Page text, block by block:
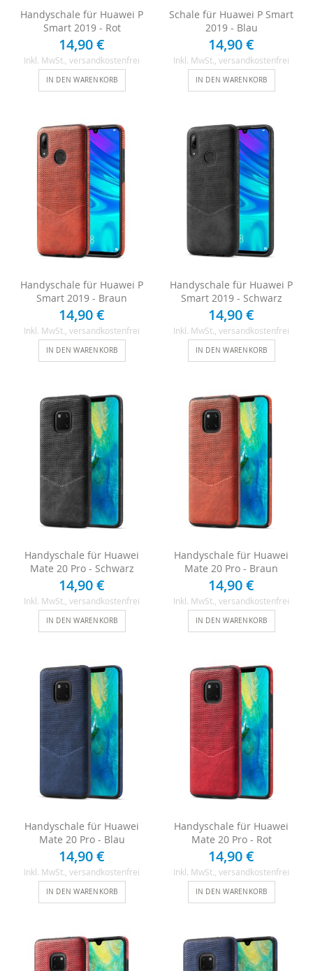
Handyschale für Huawei P
Smart 2019 - Rot
14,90 €
Inkl. MwSt. , versandkostenfrei
IN DEN WARENKORB
Schale für Huawei P Smart
2019 - Blau
14,90 €
Inkl. MwSt. , versandkostenfrei
IN DEN WARENKORB
Handyschale für Huawei P
Smart 2019 - Braun
14,90 €
Inkl. MwSt. , versandkostenfrei
IN DEN WARENKORB
Handyschale für Huawei P
Smart 2019 - Schwarz
14,90 €
Inkl. MwSt. , versandkostenfrei
IN DEN WARENKORB
Handyschale für Huawei
Mate 20 Pro - Schwarz
14,90 €
Inkl. MwSt. , versandkostenfrei
IN DEN WARENKORB
Handyschale für Huawei
Mate 20 Pro - Braun
14,90 €
Inkl. MwSt. , versandkostenfrei
IN DEN WARENKORB
Handyschale für Huawei
Mate 20 Pro - Blau
14,90 €
Inkl. MwSt. , versandkostenfrei
IN DEN WARENKORB
Handyschale für Huawei
Mate 20 Pro - Rot
14,90 €
Inkl. MwSt. , versandkostenfrei
IN DEN WARENKORB